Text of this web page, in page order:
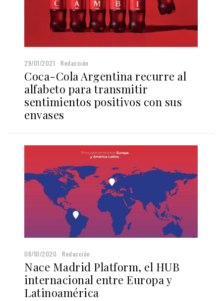
29/01/2021 Redacción
Coca-Cola Argentina recurre al
alfabeto para transmitir
sentimientos positivos con sus
envases
08/10/2020 Redacción
Nace Madrid Platform, el HUB
internacional entre Europa y
Latinoamérica